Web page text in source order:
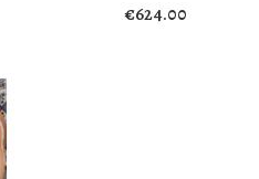
€624.00